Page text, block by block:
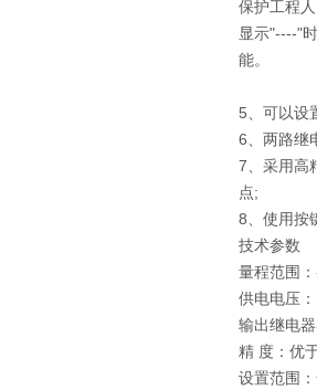
保护工程
显示"----"
能。
5、可以设
6、两路继
7、采用高
点;
8、使用按
技术参数
量程范围
供电电压
输出继电
精 度：优
设置范围